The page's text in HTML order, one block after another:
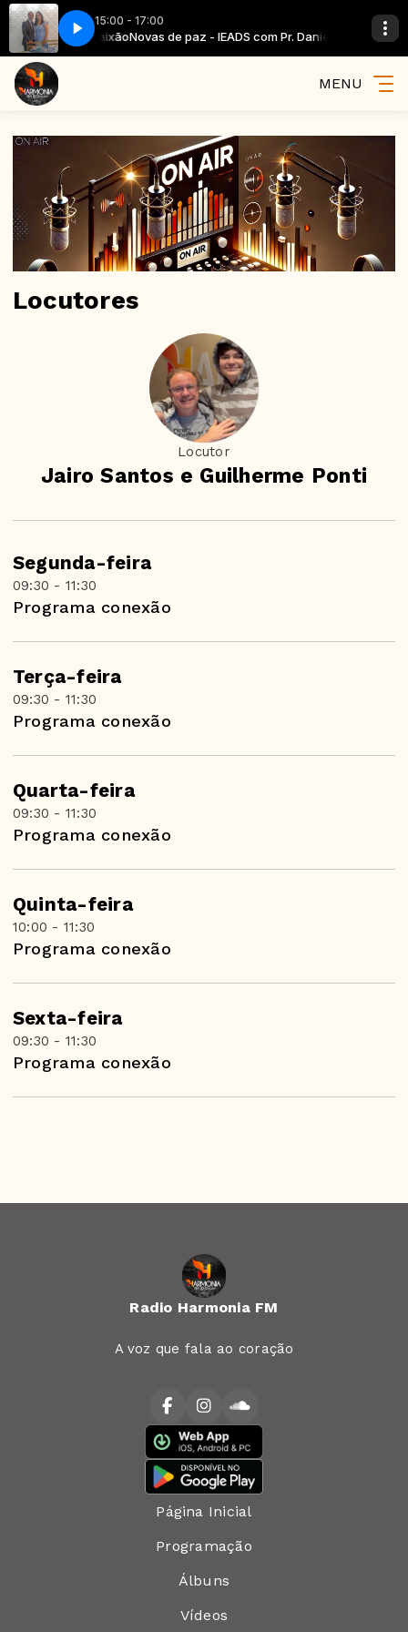
15:00 - 17:00
Pr. Daniel PaixãoNovas de paz - IEADS com Pr. Daniel Paixão
MENU
Locutores
Locutor
Jairo Santos e Guilherme Ponti
Segunda-feira
09:30 - 11:30
Programa conexão
Terça-feira
09:30 - 11:30
Programa conexão
Quarta-feira
09:30 - 11:30
Programa conexão
Quinta-feira
10:00 - 11:30
Programa conexão
Sexta-feira
09:30 - 11:30
Programa conexão
Radio Harmonia FM
A voz que fala ao coração
Página Inicial
Programação
Álbuns
Vídeos